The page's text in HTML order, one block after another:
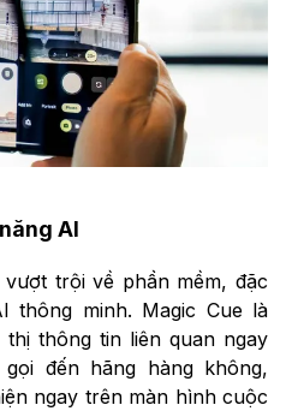
AI
trội về phần mềm, đặc
thông minh. Magic Cue là
thông tin liên quan ngay
đến hãng hàng không,
ngay trên màn hình cuộc